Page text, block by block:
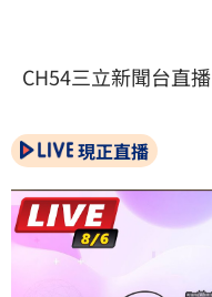
CH54三立新聞台直播
現正直播